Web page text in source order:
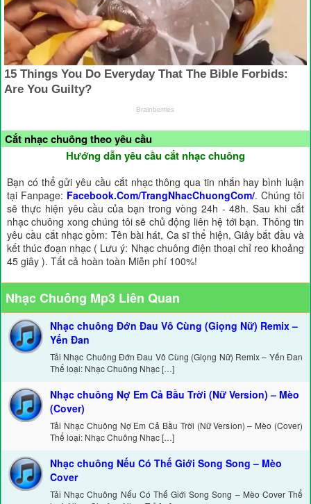
Cắt nhạc chuông theo yêu cầu
Hướng dẫn yêu cầu cắt nhạc chuông
Bạn có thể gửi yêu cầu cắt nhạc thông qua tin nhắn hay bình luận
tại Fanpage: Facebook.Com/TrangNhacChuongCom/. Chúng tôi
sẽ thực hiện yêu cầu của bạn trong vòng 24h - 48h. Sau khi cắt
nhạc chuông xong chúng tôi sẽ chủ động liên hệ tới bạn. Thông tin
yêu cầu cắt nhạc gồm: Tên bài hát, Ca sĩ thể hiện, Giây bắt đầu và
kết thúc đoạn nhạc ( Lưu ý: Nhạc chuông điện thoại chỉ reo khoảng
45 giây ). Tất cả hoàn toàn Miễn phí 100%!
Nhạc Chuông Mp3 Liên Quan
Nhạc chuông Đớn Đau Vô Cùng (Giọng Nữ) Remix –
Yến Đan
Tải Nhạc Chuông Đớn Đau Vô Cùng (Giọng Nữ) Remix – Yến Đan
Thể loại: Nhạc Chuông Nhạc […]
Nhạc chuông Nợ Em Cả Bầu Trời (Nữ Version) – Mèo
(Cover)
Tải Nhạc Chuông Nợ Em Cả Bầu Trời (Nữ Version) – Mèo (Cover)
Thể loại: Nhạc Chuông Nhạc […]
Nhạc chuông Nếu Có Thế Giới Song Song – Mèo
Cover
Tải Nhạc Chuông Nếu Có Thế Giới Song Song – Mèo Cover Thể